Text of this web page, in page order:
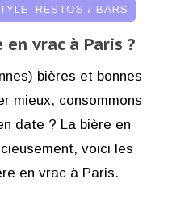
RESTOS / BARS
vrac à Paris ?
bières et bonnes
mieux, consommons
date ? La bière en
voici les
en vrac à Paris.